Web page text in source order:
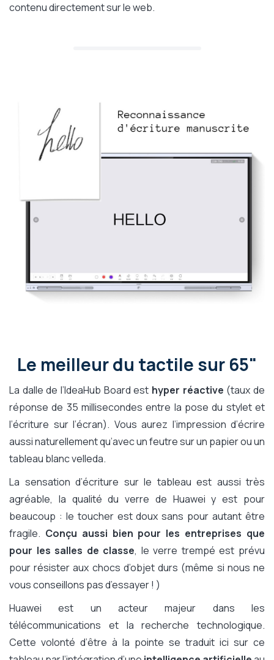
contenu directement sur le web.
Le meilleur du tactile sur 65"
La dalle de l’IdeaHub Board est hyper réactive (taux de
réponse de 35 millisecondes entre la pose du stylet et
l’écriture sur l’écran). Vous aurez l’impression d’écrire
aussi naturellement qu’avec un feutre sur un papier ou un
tableau blanc velleda.
La sensation d’écriture sur le tableau est aussi très
agréable, la qualité du verre de Huawei y est pour
beaucoup : le toucher est doux sans pour autant être
fragile. Conçu aussi bien pour les entreprises que
pour les salles de classe, le verre trempé est prévu
pour résister aux chocs d’objet durs (même si nous ne
vous conseillons pas d’essayer ! )
Huawei est un acteur majeur dans les
télécommunications et la recherche technologique.
Cette volonté d’être à la pointe se traduit ici sur ce